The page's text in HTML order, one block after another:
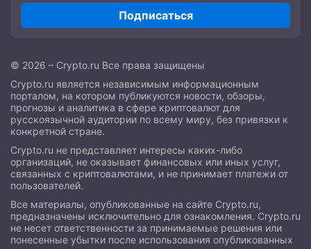
Подписаться
© 2026 – Crypto.ru Все права защищены
Crypto.ru является независимым информационным
порталом, на котором публикуются новости, обзоры,
прогнозы и аналитика в сфере криптовалют для
русскоязычной аудитории по всему миру, без привязки к
конкретной стране.
Crypto.ru не представляет интересы каких-либо
организаций, не оказывает финансовых или иных услуг,
связанных с криптовалютами, и не принимает платежи от
пользователей.
Все материалы, опубликованные на сайте Crypto.ru,
предназначены исключительно для ознакомления. Crypto.ru
не несет ответственности за принимаемые решения или
понесенные убытки после использования опубликованных